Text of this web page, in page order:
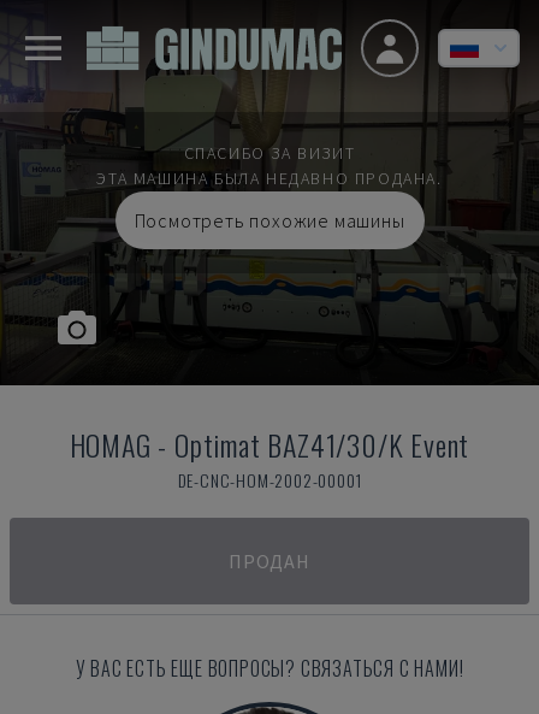
СПАСИБО ЗА ВИЗИТ
ЭТА МАШИНА БЫЛА НЕДАВНО ПРОДАНА.
Посмотреть похожие машины
HOMAG - Optimat BAZ41/30/K Event
DE-CNC-HOM-2002-00001
ПРОДАН
У ВАС ЕСТЬ ЕЩЕ ВОПРОСЫ? СВЯЗАТЬСЯ С НАМИ!